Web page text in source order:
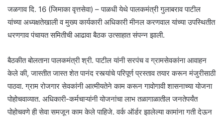
जळगाव दि. 16 (जिमाका वृत्तसेवा) – पाळधी येथे पालकमंत्री गुलाबराव पाटील
यांच्या अध्यक्षतेखाली व मुख्य कार्यकारी अधिकारी मीनल करणवाल यांच्या उपस्थितीत
धरणगाव पंचायत समितीची आढावा बैठक उत्साहात संपन्न झाली.
बैठकीत बोलताना पालकमंत्री श्री. पाटील यांनी सरपंच व ग्रामसेवकांना आवाहन
केले की, जास्तीत जास्त शेत पानंद रस्त्यांचे परिपूर्ण प्रस्ताव तयार करून मंजुरीसाठी
पाठवा. ग्राम रोजगार सेवकांनी आत्मीयतेने काम करून गावोगावी शासनाच्या योजना
पोहोचवाव्यात. अधिकारी-कर्मचाऱ्यांनी योजनांचा लाभ तळागाळातील जनतेपर्यंत
पोहोचवणे ही सेवा समजून काम केले पाहिजे. वर्क ऑर्डर झालेल्या कामांना गती देऊन